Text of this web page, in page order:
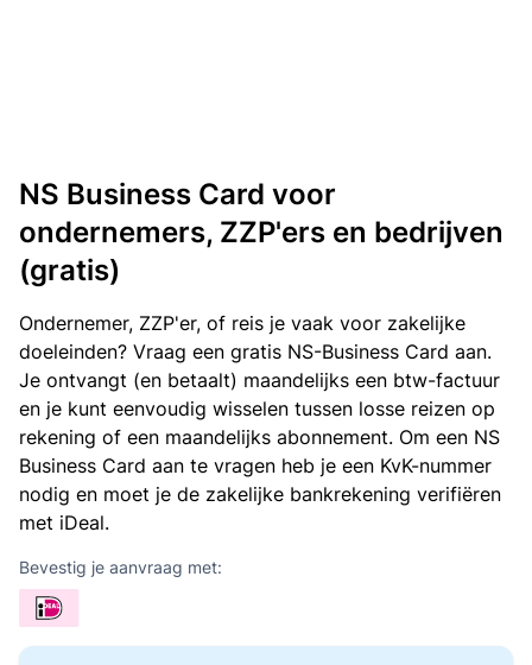
NS Business Card voor
ondernemers, ZZP'ers en bedrijven
(gratis)
Ondernemer, ZZP'er, of reis je vaak voor zakelijke
doeleinden? Vraag een gratis NS-Business Card aan.
Je ontvangt (en betaalt) maandelijks een btw-factuur
en je kunt eenvoudig wisselen tussen losse reizen op
rekening of een maandelijks abonnement. Om een NS
Business Card aan te vragen heb je een KvK-nummer
nodig en moet je de zakelijke bankrekening verifiëren
met iDeal.
Bevestig je aanvraag met: